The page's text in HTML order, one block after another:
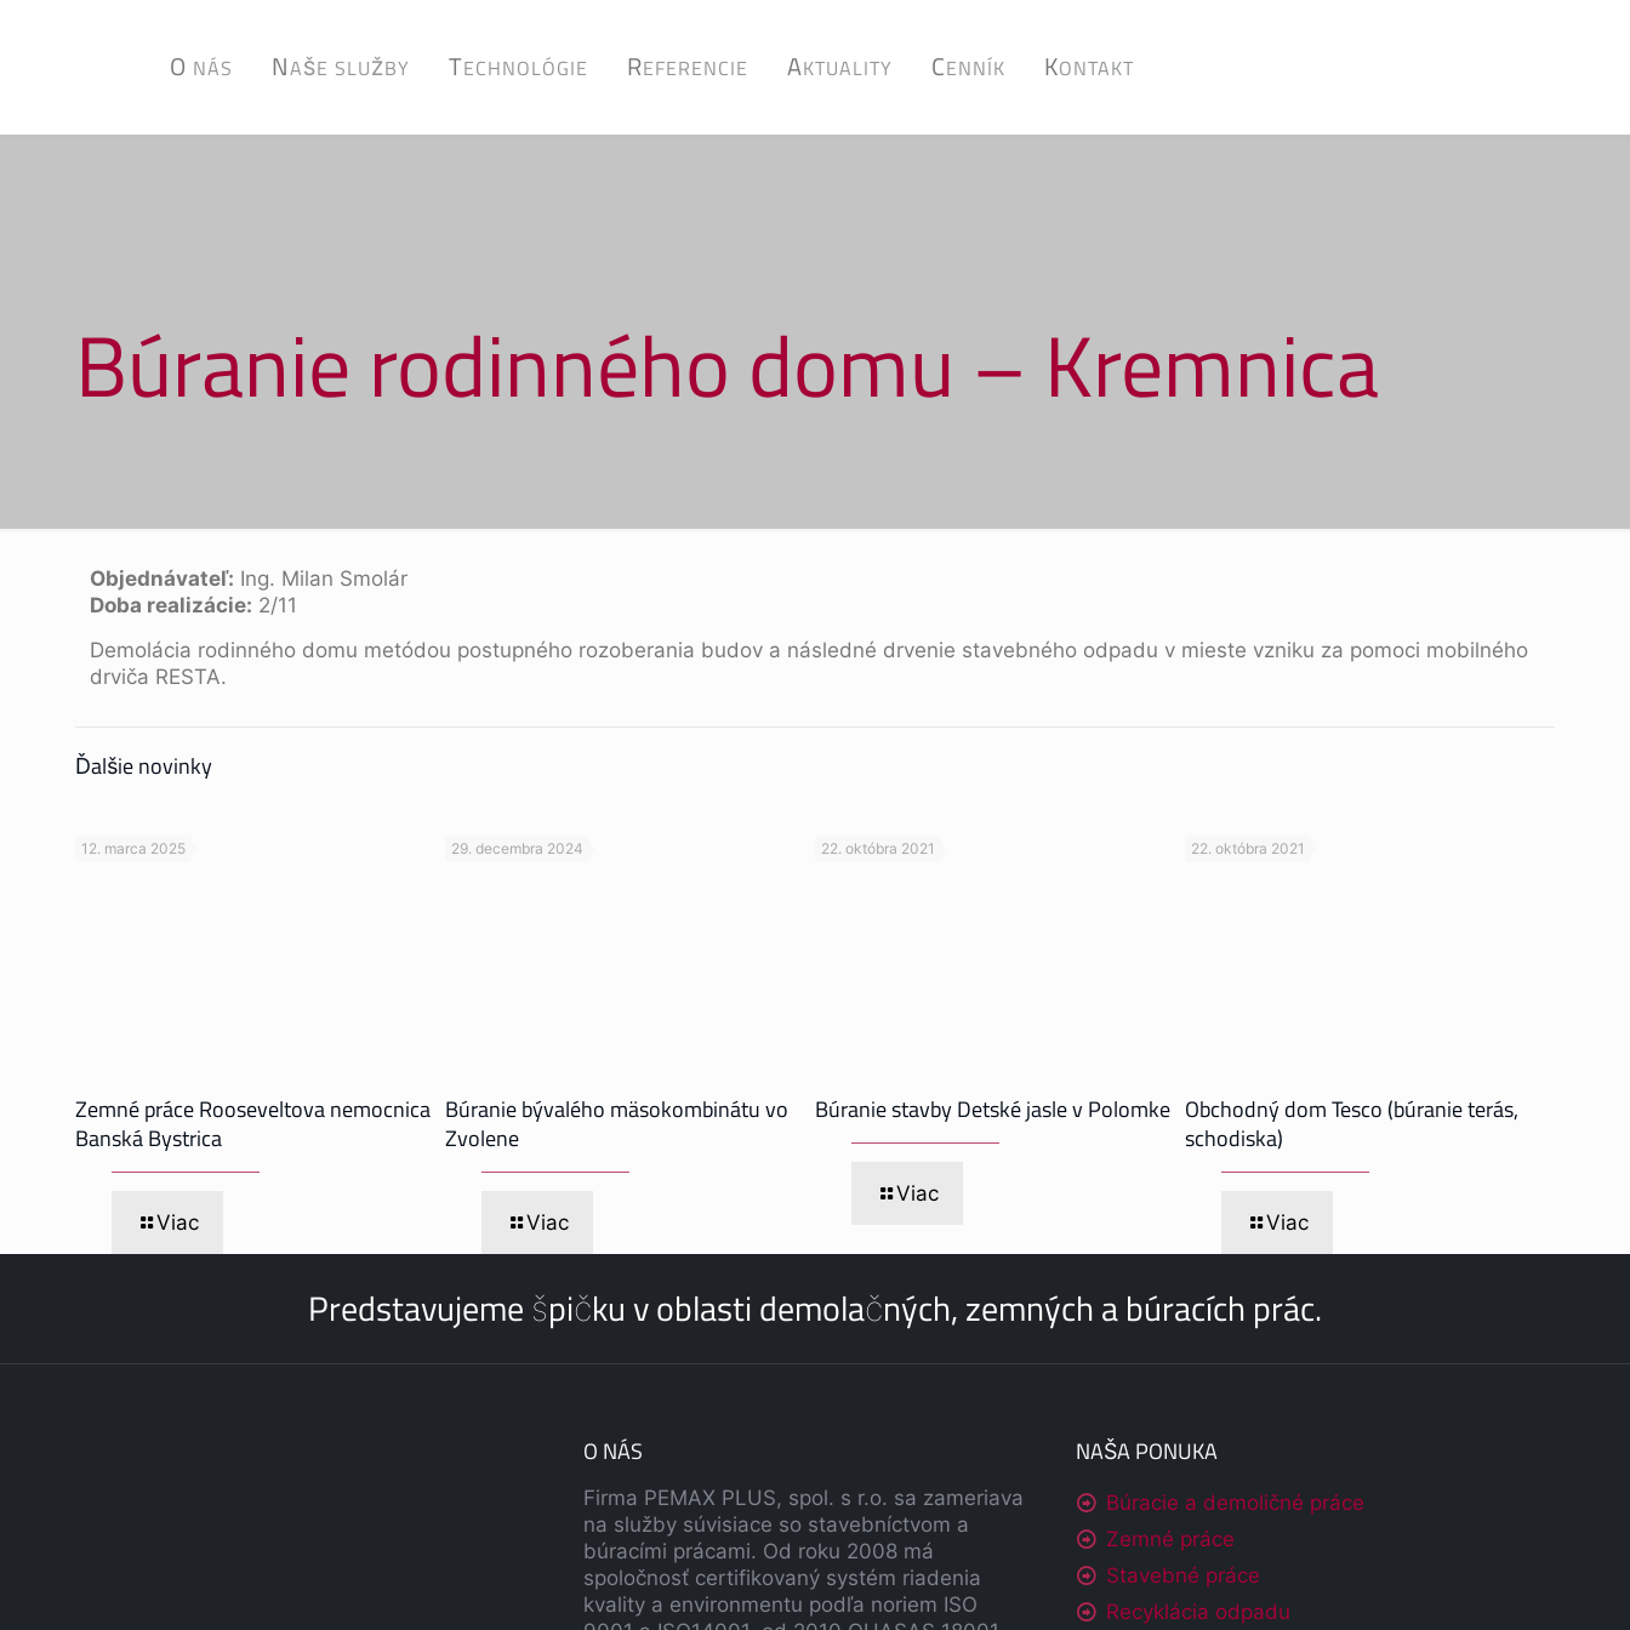
O NÁS NAŠE SLUŽBY TECHNOLÓGIE REFERENCIE AKTUALITY CENNÍK KONTAKT
Búranie rodinného domu – Kremnica
Objednávateľ: Ing. Milan Smolár
Doba realizácie: 2/11
Demolácia rodinného domu metódou postupného rozoberania budov a následné drvenie stavebného odpadu v mieste vzniku za pomoci mobilného
drviča RESTA.
Ďalšie novinky
12. marca 2025
Zemné práce Rooseveltova nemocnica
Banská Bystrica
Viac
29. decembra 2024
Búranie bývalého mäsokombinátu vo
Zvolene
Viac
22. októbra 2021
Búranie stavby Detské jasle v Polomke
Viac
22. októbra 2021
Obchodný dom Tesco (búranie terás,
schodiska)
Viac
Predstavujeme špičku v oblasti demolačných, zemných a búracích prác.
O NÁS
Firma PEMAX PLUS, spol. s r.o. sa zameriava
na služby súvisiace so stavebníctvom a
búracími prácami. Od roku 2008 má
spoločnosť certifikovaný systém riadenia
kvality a environmentu podľa noriem ISO
NAŠA PONUKA
Búracie a demoličné práce
Zemné práce
Stavebné práce
Recyklácia odpadu